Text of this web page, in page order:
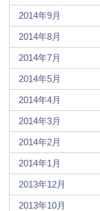
2014年9月
2014年8月
2014年7月
2014年5月
2014年4月
2014年3月
2014年2月
2014年1月
2013年12月
2013年10月